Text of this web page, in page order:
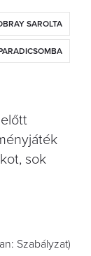
SAROLTA
sok
Szabályzat)